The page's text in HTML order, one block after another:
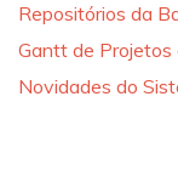
Repositórios da
Gantt de Projetos
Novidades do